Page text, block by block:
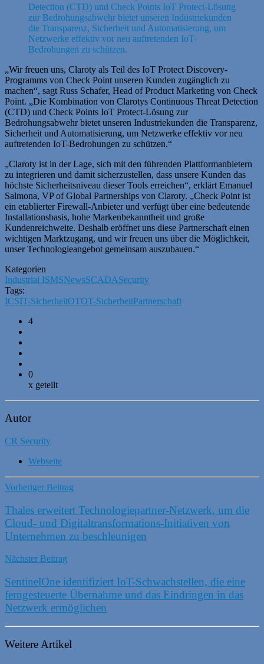
Detection (CTD) und Check Points IoT Protect-Lösung
zur Bedrohungsabwehr bietet unseren Industriekunden
die Transparenz, Sicherheit und Automatisierung, um
Netzwerke effektiv vor neu auftretenden IoT-
Bedrohungen zu schützen.
„Wir freuen uns, Claroty als Teil des IoT Protect Discovery-
Programms von Check Point unseren Kunden zugänglich zu
machen“, sagt Russ Schafer, Head of Product Marketing von Check
Point. „Die Kombination von Clarotys Continuous Threat Detection
(CTD) und Check Points IoT Protect-Lösung zur
Bedrohungsabwehr bietet unseren Industriekunden die Transparenz,
Sicherheit und Automatisierung, um Netzwerke effektiv vor neu
auftretenden IoT-Bedrohungen zu schützen.“
„Claroty ist in der Lage, sich mit den führenden Plattformanbietern
zu integrieren und damit sicherzustellen, dass unsere Kunden das
höchste Sicherheitsniveau dieser Tools erreichen“, erklärt Emanuel
Salmona, VP of Global Partnerships von Claroty. „Check Point ist
ein etablierter Firewall-Anbieter und verfügt über eine bedeutende
Installationsbasis, hohe Markenbekanntheit und große
Kundenreichweite. Deshalb eröffnet uns diese Partnerschaft einen
wichtigen Marktzugang, und wir freuen uns über die Möglichkeit,
unser Technologieangebot gemeinsam auszubauen.“
Kategorien
Industrial ISMSNewsSCADASecurity
Tags:
ICSIT-SicherheitOTOT-SicherheitPartnerschaft
4
0
x geteilt
Autor
CR Security
Webseite
Vorheriger Beitrag
Thales erweitert Technologiepartner-Netzwerk, um die
Cloud- und Digitaltransformations-Initiativen von
Unternehmen zu beschleunigen
Nächster Beitrag
SentinelOne identifiziert IoT-Schwachstellen, die eine
ferngesteuerte Übernahme und das Eindringen in das
Netzwerk ermöglichen
Weitere Artikel